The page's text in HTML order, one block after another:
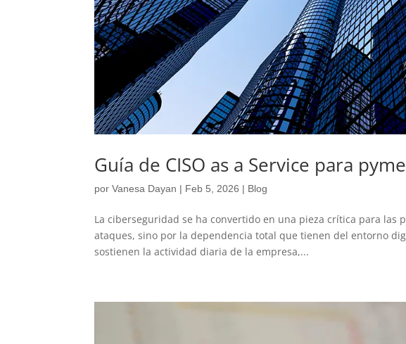
Guía de CISO as a Service para
porVanesa Dayan | Feb 5, 2026 | Blog
La ciberseguridad se ha convertido en una pieza crítica para las
ataques, sino por la dependencia total que tienen del entorno
sostienen la actividad diaria de la empresa,...